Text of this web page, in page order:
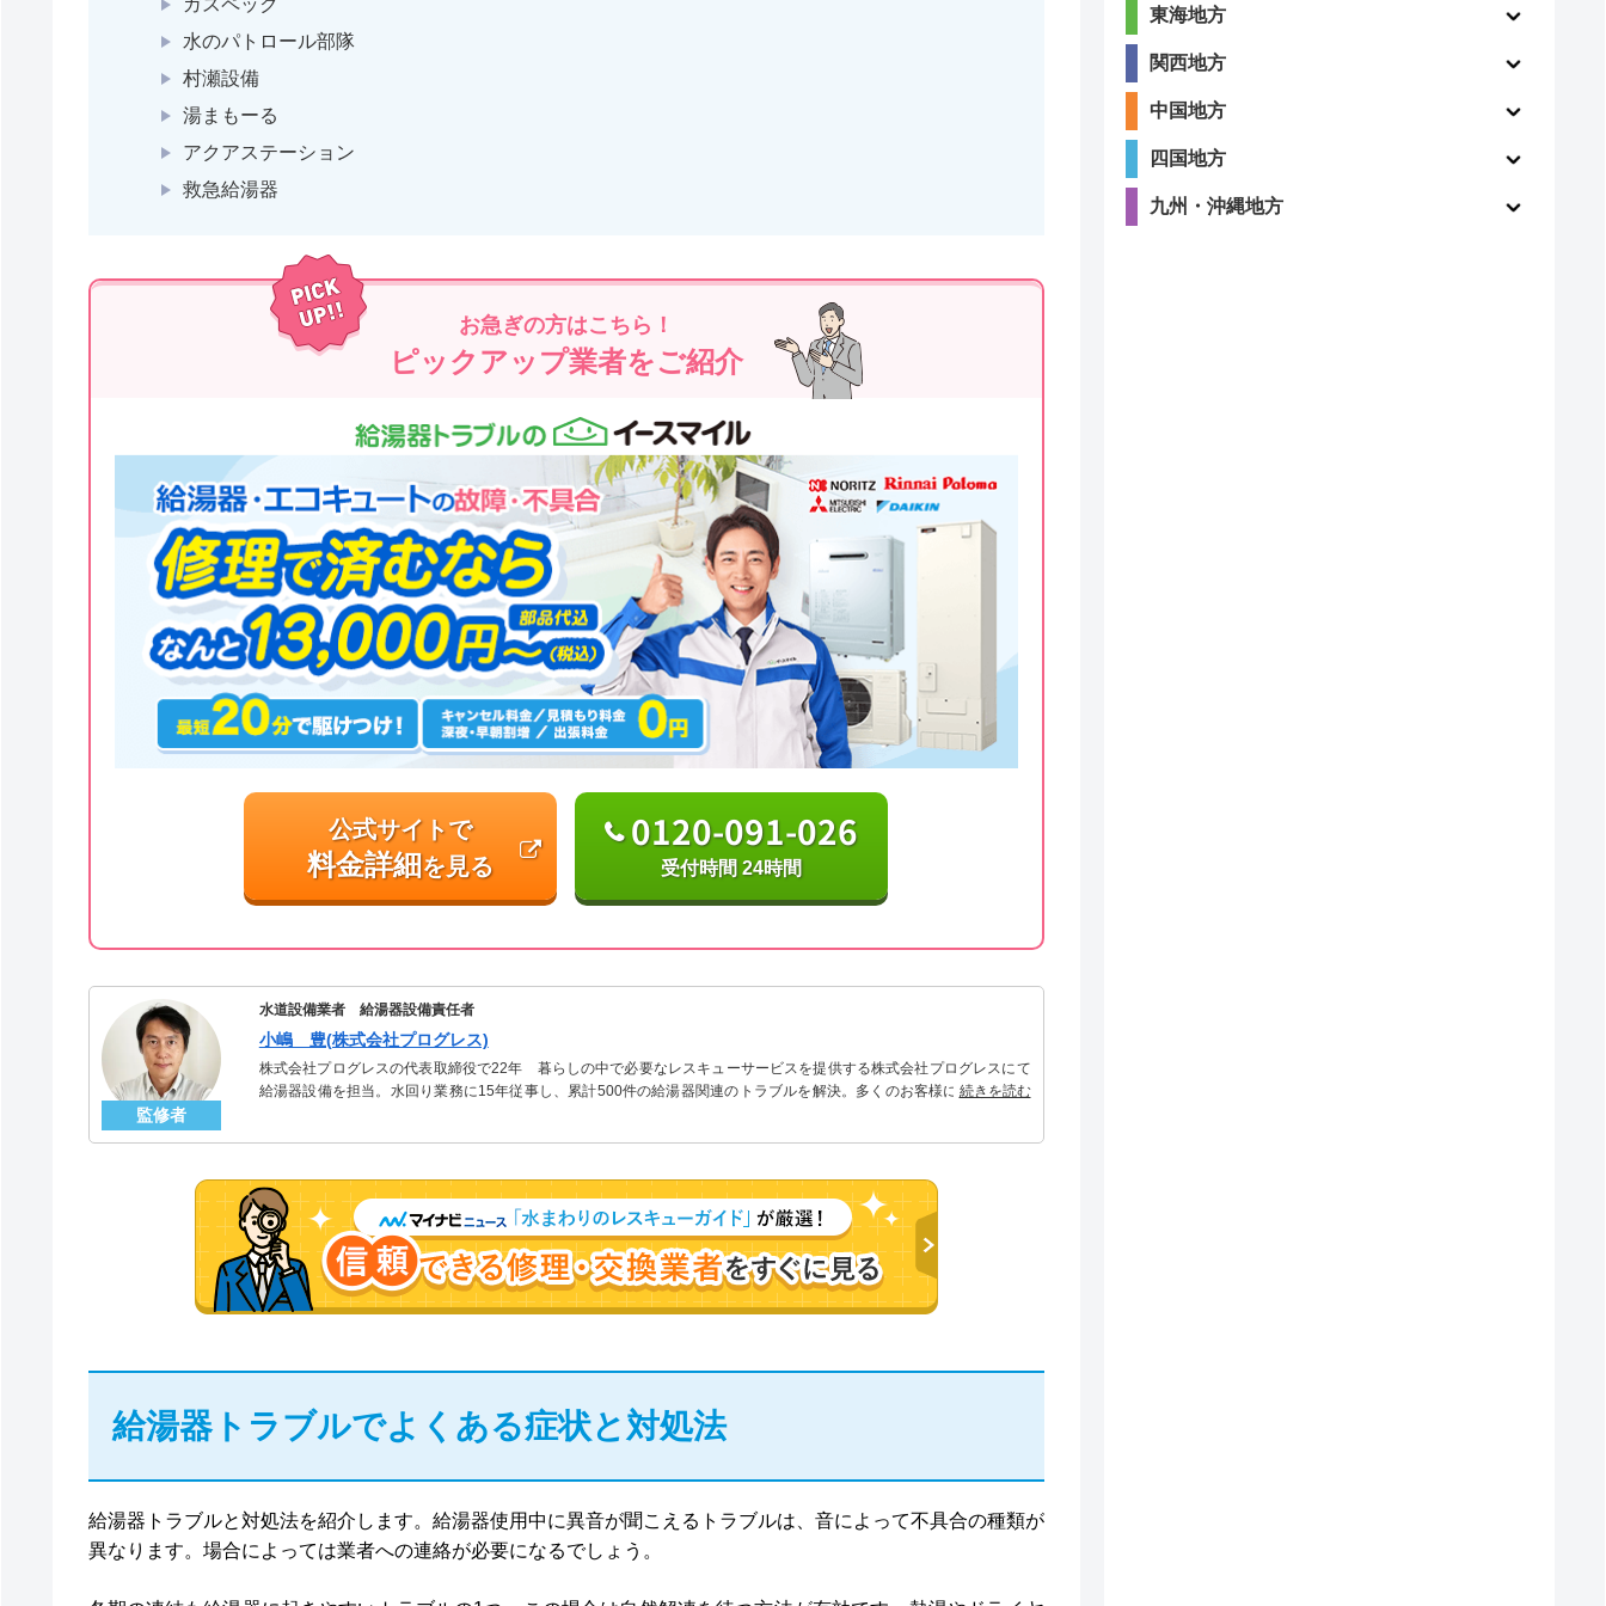
ガスペック
水のパトロール部隊
村瀬設備
湯まもーる
アクアステーション
救急給湯器
お急ぎの方はこちら！
ピックアップ業者をご紹介
公式サイトで
料金詳細を見る
0120-091-026
受付時間 24時間
監修者
水道設備業者 給湯器設備責任者
小嶋 豊(株式会社プログレス)
株式会社プログレスの代表取締役で22年 暮らしの中で必要なレスキューサービスを提供する株式会社プログレスにて
給湯器設備を担当。水回り業務に15年従事し、累計500件の給湯器関連のトラブルを解決。多くのお客様に信頼される
続きを読む
給湯器トラブルでよくある症状と対処法
給湯器トラブルと対処法を紹介します。給湯器使用中に異音が聞こえるトラブルは、音によって不具合の種類が
異なります。場合によっては業者への連絡が必要になるでしょう。
東海地方
関西地方
中国地方
四国地方
九州・沖縄地方